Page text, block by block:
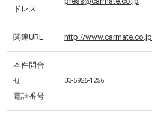
ドレス
関連URL http://www.carmate.co.jp
本件問合
せ
電話番号
03-5926-1256